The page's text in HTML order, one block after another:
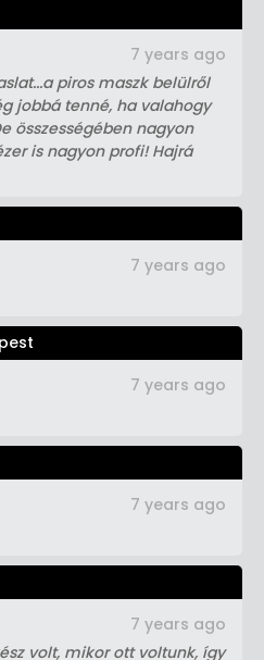
piros maszk belülről
jobbá tenné, ha valahogy
összességében nagyon
is nagyon profi! Hajrá
7 years ago
7 years ago
7 years ago
7 years ago
volt, mikor ott voltunk, így
7 years ago